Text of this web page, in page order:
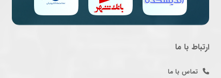
ارتباط با ما
تماس با ما